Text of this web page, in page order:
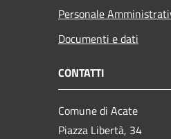
Personale
Documenti e dati
CONTATTI
Comune di Acate
Piazza Libertà, 34